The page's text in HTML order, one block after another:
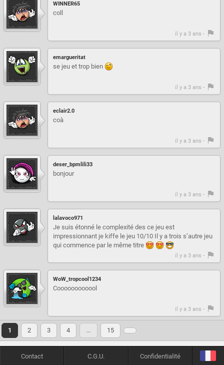
WINNER65
coll
il y a 3 ans -
emargueritat
se jeu et trop bien
il y a 3 ans -
eclair2.0
coà
il y a 3 ans -
deser_bpmlili33
bonjour
il y a 3 ans -
lalavoco971
Je suis étonné le complexité des ce jeu est
impressionnant je kiffe le jeu 10/10 Il y a trois s’autre jeu
qui commence par le même titre
il y a 3 ans -
WoW_tropcool1234
Coooooooooool
il y a 3 ans -
1 2 3 4 … 15
Contact C.G.U. Confidentialité